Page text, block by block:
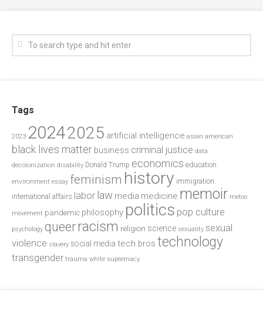
Tags
2023 20242025 artificial intelligence asian american
black lives matter business criminal justice data
decolonization disability Donald Trump economics education
environment essay feminism history immigration
international affairs labor law media medicine memoir metoo
movement pandemic philosophy politics pop culture
psychology queerracism religion science sexuality sexual
violence slavery social media tech bros technology
transgender trauma white supremacy